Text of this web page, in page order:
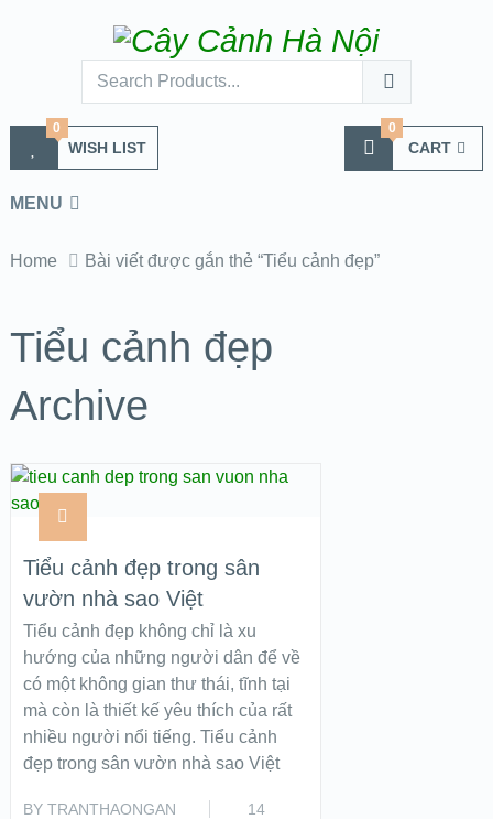
WISH LIST
0
CART
0
MENU
Home Bài viết được gắn thẻ “Tiểu cảnh đẹp”
Tiểu cảnh đẹp
Archive
Tiểu cảnh đẹp trong sân
vườn nhà sao Việt
Tiểu cảnh đẹp không chỉ là xu
hướng của những người dân để về
có một không gian thư thái, tĩnh tại
mà còn là thiết kế yêu thích của rất
nhiều người nổi tiếng. Tiểu cảnh
đẹp trong sân vườn nhà sao Việt
BY TRANTHAONGAN
14